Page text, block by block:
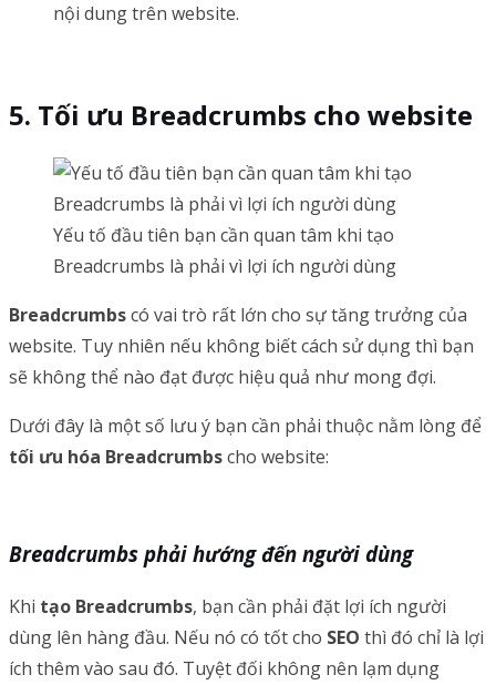
nội dung trên website.
Tối ưu Breadcrumbs cho website
Yếu tố đầu tiên bạn cần quan tâm khi tạo
Breadcrumbs là phải vì lợi ích người dùng
Breadcrumbscó vai trò rất lớn cho sự tăng trưởng của
website. Tuy nhiên nếu không biết cách sử dụng thì bạn
sẽ không thể nào đạt được hiệu quả như mong đợi.
Dưới đây là một số lưu ý bạn cần phải thuộc nằm lòng để
tối ưu hóa Breadcrumbscho website:
Breadcrumbs phải hướng đến người dùng
Khi tạo Breadcrumbs, bạn cần phải đặt lợi ích người
dùng lên hàng đầu. Nếu nó có tốt cho SEO thì đó chỉ là lợi
ích thêm vào sau đó. Tuyệt đối không nên lạm dụng